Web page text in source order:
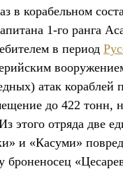
в корабельном
1-го ранга
в период
атак кораблей
до 422 тонн,
этого отряда две
и «Касуми»
броненосец